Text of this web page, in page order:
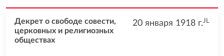
20 января 1918 г.JL
Декрет о свободе совести,
церковных и религиозных
обществах